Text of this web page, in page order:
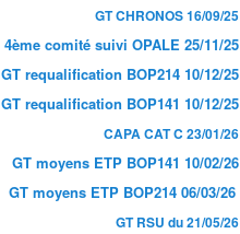
GT CHRONOS 16/09/25
4ème comité suivi OPALE 25/11/25
GT requalification BOP214 10/12/25
GT requalification BOP141 10/12/25
CAPA CAT C 23/01/26
GT moyens ETP BOP141 10/02/26
GT moyens ETP BOP214 06/03/26
GT RSU du 21/05/26